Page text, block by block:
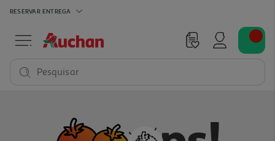
RESERVAR ENTREGA
Pesquisar